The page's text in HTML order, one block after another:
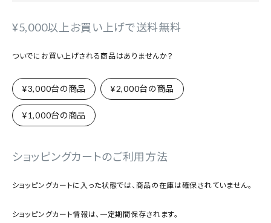
¥5,000以上お買い上げで送料無料
ついでにお買い上げされる商品はありませんか？
¥3,000台の商品 ¥2,000台の商品
¥1,000台の商品
ショッピングカートのご利用方法
ショッピングカートに入った状態では、商品の在庫は確保されていません。
ショッピングカート情報は、一定期間保存されます。